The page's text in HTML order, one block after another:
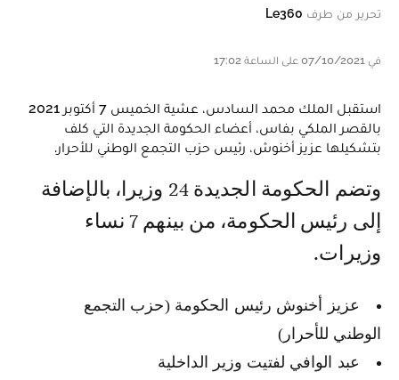
تحرير من طرف Le360
في 07/10/2021 على الساعة 17:02
استقبل الملك محمد السادس، عشية الخميس 7 أكتوبر 2021
بالقصر الملكي بفاس، أعضاء الحكومة الجديدة التي كلف
بتشكيلها عزيز أخنوش، رئيس حزب التجمع الوطني للأحرار.
وتضم الحكومة الجديدة 24 وزيرا، بالإضافة
إلى رئيس الحكومة، من بينهم 7 نساء
وزيرات.
عزيز أخنوش رئيس الحكومة (حزب التجمع
الوطني للأحرار)
عبد الوافي لفتيت وزير الداخلية